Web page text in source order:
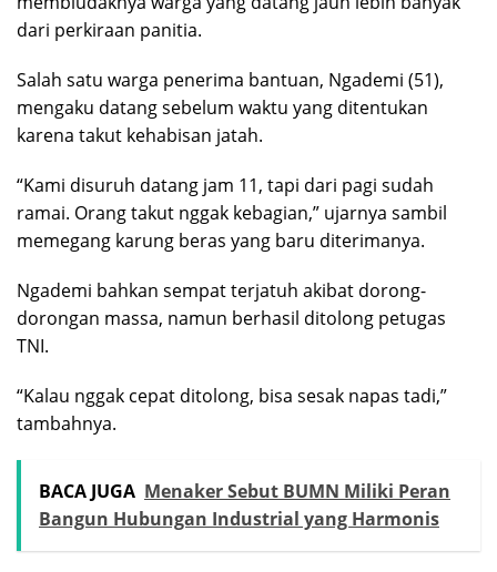
dari perkiraan panitia.
Salah satu warga penerima bantuan, Ngademi (51),
mengaku datang sebelum waktu yang ditentukan
karena takut kehabisan jatah.
“Kami disuruh datang jam 11, tapi dari pagi sudah
ramai. Orang takut nggak kebagian,” ujarnya sambil
memegang karung beras yang baru diterimanya.
Ngademi bahkan sempat terjatuh akibat dorong-
dorongan massa, namun berhasil ditolong petugas
TNI.
“Kalau nggak cepat ditolong, bisa sesak napas tadi,”
tambahnya.
BACA JUGA Menaker Sebut BUMN Miliki Peran
Bangun Hubungan Industrial yang Harmonis